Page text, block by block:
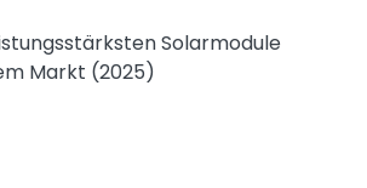
Solarmodule
Markt (2025)